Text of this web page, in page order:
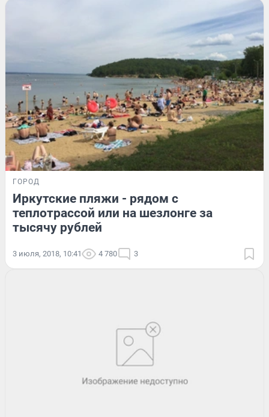
ГОРОД
Иркутские пляжи - рядом с
теплотрассой или на шезлонге за
тысячу рублей
3 июля, 2018, 10:41 4 780 3